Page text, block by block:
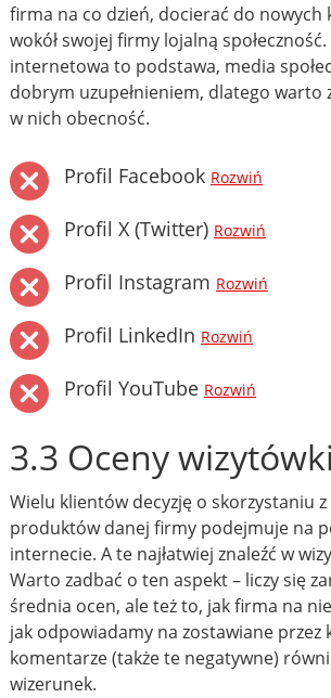
firma na co dzień, docierać do nowych
wokół swojej firmy lojalną
internetowa to podstawa, media
dobrym uzupełnieniem, dlatego warto
w nich obecność.
Profil Facebook Rozwiń
Profil X (Twitter) Rozwiń
Profil Instagram Rozwiń
Profil LinkedIn Rozwiń
Profil YouTube Rozwiń
3.3 Oceny
Wielu klientów decyzję o skorzystaniu z
produktów danej firmy podejmuje na
internecie. A te najłatwiej znaleźć w
Warto zadbać o ten aspekt – liczy się
średnia ocen, ale też to, jak firma na
jak odpowiadamy na zostawiane przez
komentarze (także te negatywne)
wizerunek.